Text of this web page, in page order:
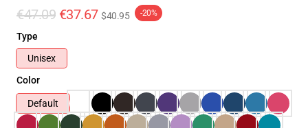
€47.09 €37.67 $40.95 -20%
Type
Unisex
Color
Default